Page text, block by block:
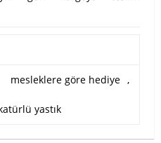
mesleklere göre hediye ,
yastık